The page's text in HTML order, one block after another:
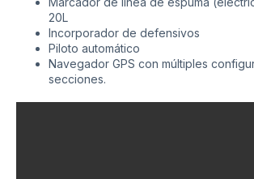
20L
Incorporador de defensivos
Piloto automático
Navegador GPS con múltiples
secciones.